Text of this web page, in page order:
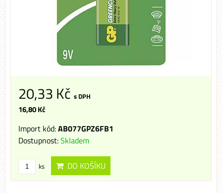
20,33 Kč s DPH
16,80 Kč
Import kód:AB077GPZ6FB1
Dostupnost:Skladem
ks DO KOŠÍKU